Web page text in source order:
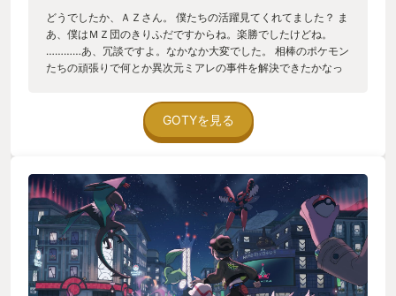
どうでしたか、ＡＺさん。 僕たちの活躍見てくれてました？ ま
あ、僕はＭＺ団のきりふだですからね。楽勝でしたけどね。
…………あ、冗談ですよ。なかなか大変でした。 相棒のポケモン
たちの頑張りで何とか異次元ミアレの事件を解決できたかなっ
すけど、ＭＺ団の仲間や、ミアレのみんなの助力がなかった
ら、上手くいってたか保障はなかったですよ。 そもそも、アイ
シャちゃんとフーパがいなかったら事件に挑むことさえ出来な
好きなんですよね。 だから、突然、ポケモンが街中に生息する
ようになっても、その環境に順応して暮ら続けていく。この街
を守りたいと心の底から思う。本当に街もそこに住む人もいい
人たちばかりですよ。 ――いやー、センパイにお勧めされてミ
アレシティに観光に来て良かったなー。 着いて早々にカバンは
盗まれるし、突然ポケモンバトルをやらされるしで、はじめの
うちは散々だったけど、そのおかけでタウニーたちと友達にな
GOTYを見る